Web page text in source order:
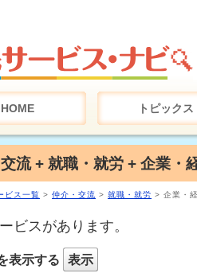
HOME トピックス
流 + 就職・就労 + 企業・
ビス一覧 > 仲介・交流 > 就職・就労 > 企業・
ビスがあります。
表示する
表示